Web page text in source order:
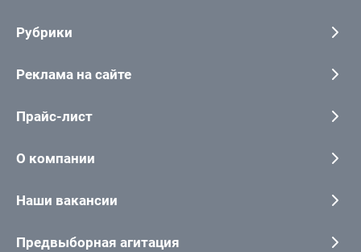
Рубрики
Реклама на сайте
Прайс-лист
О компании
Наши вакансии
Предвыборная агитация